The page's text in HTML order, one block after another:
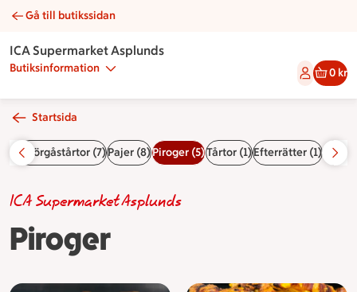
Piroger | Catering ICA Supermarket Asplunds
Gå till butikssidan
ICA Supermarket Asplunds
Butiksinformation 0 kr
Startsida
Smörgåstårtor (7)Pajer (8)Piroger (5)Tårtor (1)Efterrätter (1)
Piroger
ICA Supermarket Asplunds